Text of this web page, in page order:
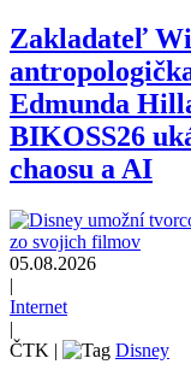
Zakladateľ
Edmunda
BIKOSS26
chaosu a AI
05.08.2026
|
Internet
|
ČTK | Disney